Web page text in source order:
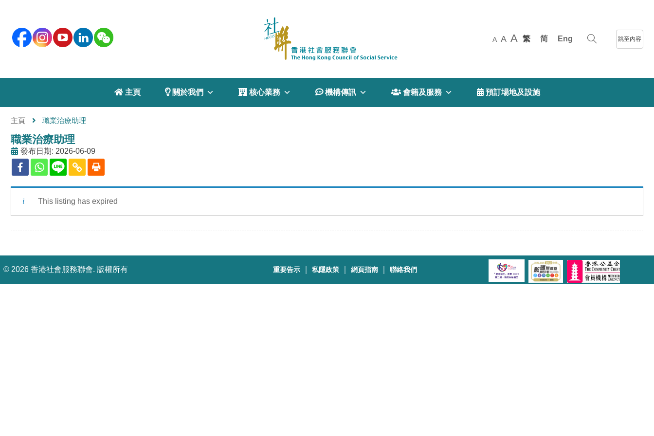
A A A 繁 简 Eng 跳至內容
 主頁  關於我們  核心業務  機構傳訊  會籍及服務  預訂場地及設施
主頁 職業治療助理
職業治療助理
發布日期: 2026-06-09
This listing has expired
© 2026 香港社會服務聯會. 版權所有 重要告示 ｜私隱政策 ｜網頁指南 ｜聯絡我們